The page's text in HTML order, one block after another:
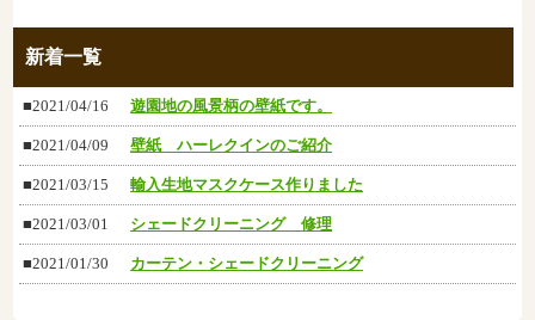
新着一覧
■2021/04/16 遊園地の風景柄の壁紙です。
■2021/04/09 壁紙 ハーレクインのご紹介
■2021/03/15 輸入生地マスクケース作りました
■2021/03/01 シェードクリーニング 修理
■2021/01/30 カーテン・シェードクリーニング